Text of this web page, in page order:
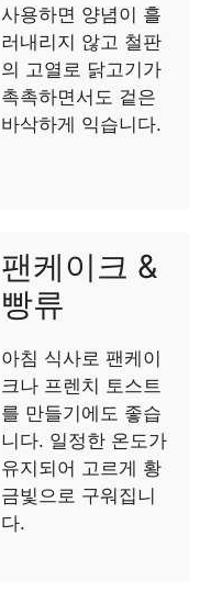
사용하면 양념이 흘
러내리지 않고 철판
의 고열로 닭고기가
촉촉하면서도 겉은
바삭하게 익습니다.
팬케이크 &
빵류
아침 식사로 팬케이
크나 프렌치 토스트
를 만들기에도 좋습
니다. 일정한 온도가
유지되어 고르게 황
금빛으로 구워집니
다.